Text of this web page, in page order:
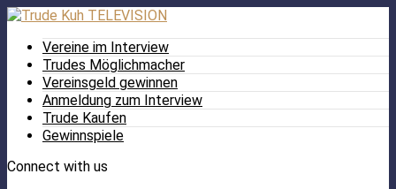
Vereine im Interview
Trudes Möglichmacher
Vereinsgeld gewinnen
Anmeldung zum Interview
Trude Kaufen
Gewinnspiele
Connect with us